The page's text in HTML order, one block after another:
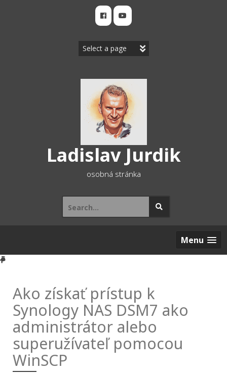
Ladislav Jurdik
osobná stránka
Search
for:
Menu
Ako získať prístup k
Synology NAS DSM7 ako
administrátor alebo
superužívateľ pomocou
WinSCP